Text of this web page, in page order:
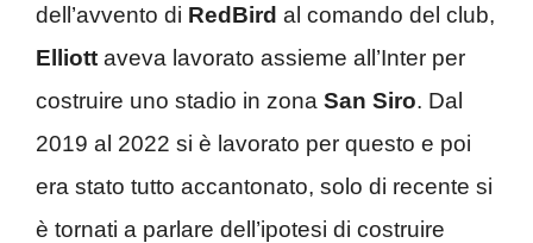
dell’avvento di RedBird al comando del club,
Elliott aveva lavorato assieme all’Inter per
costruire uno stadio in zona San Siro. Dal
2019 al 2022 si è lavorato per questo e poi
era stato tutto accantonato, solo di recente si
è tornati a parlare dell’ipotesi di costruire